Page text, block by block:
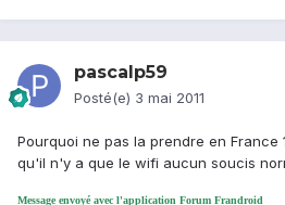
pascalp59
Posté(e) 3 mai 2011
Pourquoi ne pas la prendre en France
qu'il n'y a que le wifi aucun soucis
Message envoyé avec l'application Forum Frandroid